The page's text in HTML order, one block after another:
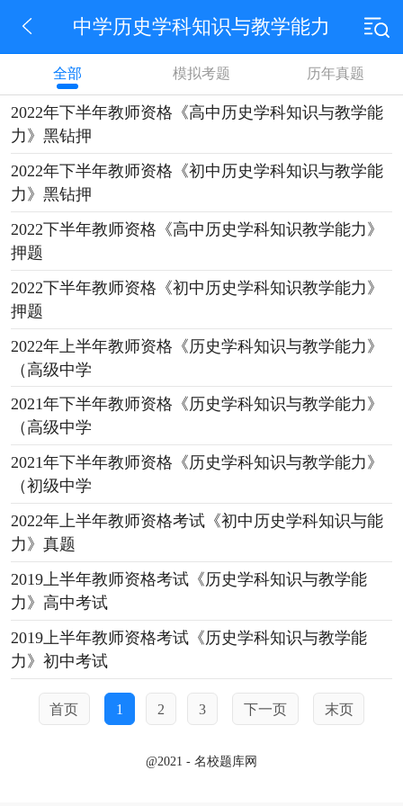
中学历史学科知识与教学能力
全部 模拟考题 历年真题
2022年下半年教师资格《高中历史学科知识与教学能
力》黑钻押
2022年下半年教师资格《初中历史学科知识与教学能
力》黑钻押
2022下半年教师资格《高中历史学科知识教学能力》
押题
2022下半年教师资格《初中历史学科知识教学能力》
押题
2022年上半年教师资格《历史学科知识与教学能力》
（高级中学
2021年下半年教师资格《历史学科知识与教学能力》
（高级中学
2021年下半年教师资格《历史学科知识与教学能力》
（初级中学
2022年上半年教师资格考试《初中历史学科知识与能
力》真题
2019上半年教师资格考试《历史学科知识与教学能
力》高中考试
2019上半年教师资格考试《历史学科知识与教学能
力》初中考试
首页 1 2 3 下一页 末页
@2021 - 名校题库网